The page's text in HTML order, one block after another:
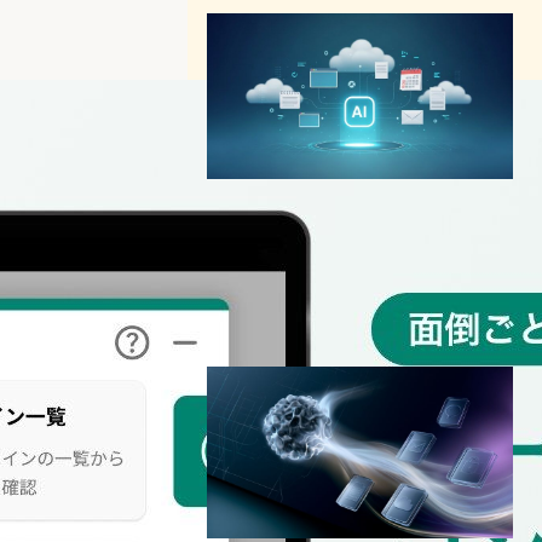
表、AIが「答える」から「実
OpenClaw
Microsoft
2026年3月1日18:00